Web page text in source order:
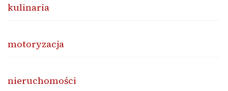
kulinaria
motoryzacja
nieruchomości